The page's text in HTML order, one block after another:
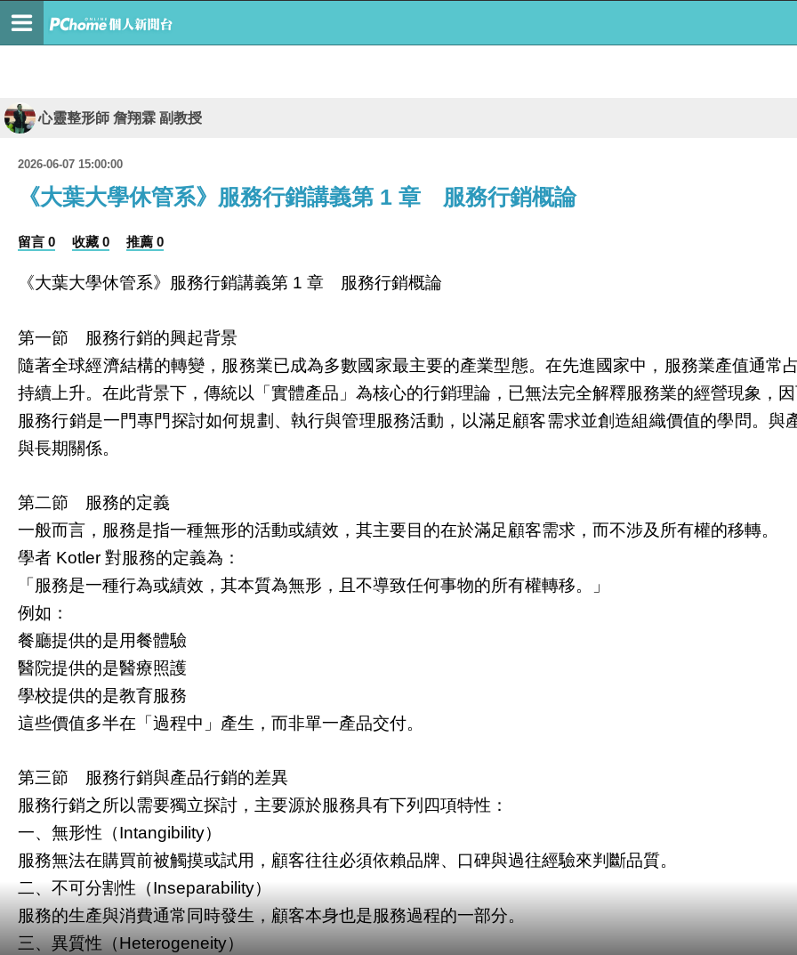
心靈整形師 詹翔霖 副教授
2026-06-07 15:00:00
《大葉大學休管系》服務行銷講義第 1 章 服務行銷概論
留言 0 收藏 0 推薦 0
《大葉大學休管系》服務行銷講義第 1 章 服務行銷概論
第一節 服務行銷的興起背景
隨著全球經濟結構的轉變，服務業已成為多數國家最主要的產業型態。在先進國家中，服務業產值通常
持續上升。在此背景下，傳統以「實體產品」為核心的行銷理論，已無法完全解釋服務業的經營現象，
服務行銷是一門專門探討如何規劃、執行與管理服務活動，以滿足顧客需求並創造組織價值的學問。
與長期關係。
第二節 服務的定義
一般而言，服務是指一種無形的活動或績效，其主要目的在於滿足顧客需求，而不涉及所有權的移轉。
學者 Kotler 對服務的定義為：
「服務是一種行為或績效，其本質為無形，且不導致任何事物的所有權轉移。」
例如：
餐廳提供的是用餐體驗
醫院提供的是醫療照護
學校提供的是教育服務
這些價值多半在「過程中」產生，而非單一產品交付。
第三節 服務行銷與產品行銷的差異
服務行銷之所以需要獨立探討，主要源於服務具有下列四項特性：
一、無形性（Intangibility）
服務無法在購買前被觸摸或試用，顧客往往必須依賴品牌、口碑與過往經驗來判斷品質。
二、不可分割性（Inseparability）
服務的生產與消費通常同時發生，顧客本身也是服務過程的一部分。
三、異質性（Heterogeneity）